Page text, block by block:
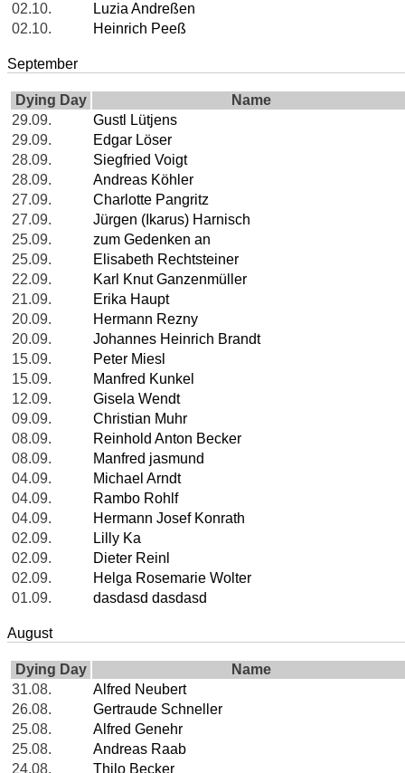
02.10.
Luzia Andreßen
02.10.
Heinrich Peeß
September
Dying Day
Name
29.09.
Gustl Lütjens
29.09.
Edgar Löser
28.09.
Siegfried Voigt
28.09.
Andreas Köhler
27.09.
Charlotte Pangritz
27.09.
Jürgen (Ikarus) Harnisch
25.09.
zum Gedenken an
25.09.
Elisabeth Rechtsteiner
22.09.
Karl Knut Ganzenmüller
21.09.
Erika Haupt
20.09.
Hermann Rezny
20.09.
Johannes Heinrich Brandt
15.09.
Peter Miesl
15.09.
Manfred Kunkel
12.09.
Gisela Wendt
09.09.
Christian Muhr
08.09.
Reinhold Anton Becker
08.09.
Manfred jasmund
04.09.
Michael Arndt
04.09.
Rambo Rohlf
04.09.
Hermann Josef Konrath
02.09.
Lilly Ka
02.09.
Dieter Reinl
02.09.
Helga Rosemarie Wolter
01.09.
dasdasd dasdasd
August
Dying Day
Name
31.08.
Alfred Neubert
26.08.
Gertraude Schneller
25.08.
Alfred Genehr
25.08.
Andreas Raab
24.08.
Thilo Becker